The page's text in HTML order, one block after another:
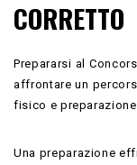
CORRETTO
Prepararsi al
affrontare un
fisico e
Una preparazione